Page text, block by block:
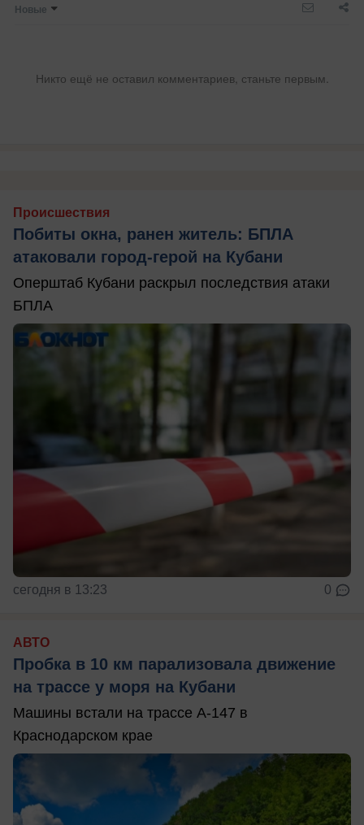
Новые
Никто ещё не оставил комментариев, станьте первым.
Происшествия
Побиты окна, ранен житель: БПЛА
атаковали город-герой на Кубани
Оперштаб Кубани раскрыл последствия атаки
БПЛА
сегодня в 13:23 0
АВТО
Пробка в 10 км парализовала движение
на трассе у моря на Кубани
Машины встали на трассе А-147 в
Краснодарском крае